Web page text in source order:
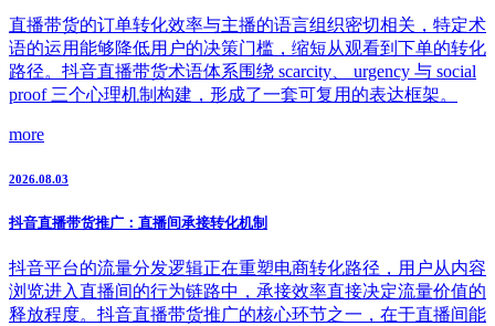
直播带货的订单转化效率与主播的语言组织密切相关，特定术
语的运用能够降低用户的决策门槛，缩短从观看到下单的转化
路径。抖音直播带货术语体系围绕 scarcity、 urgency 与 social
proof 三个心理机制构建，形成了一套可复用的表达框架。
more
2026.08.03
抖音直播带货推广：直播间承接转化机制
抖音平台的流量分发逻辑正在重塑电商转化路径，用户从内容
浏览进入直播间的行为链路中，承接效率直接决定流量价值的
释放程度。抖音直播带货推广的核心环节之一，在于直播间能